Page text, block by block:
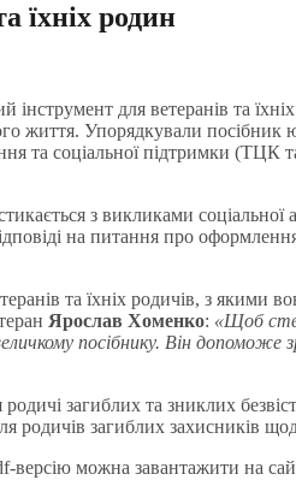
їхніх родин
для ветеранів та
життя. Упорядкували
та соціальної підтримки (ТЦК
з викликами
на питання про
та їхніх родичів, з
Ярослав Хоменко: «Щоб
посібнику. Він допоможе
загиблих та зниклих
родичів загиблих захисників
можна завантажити на